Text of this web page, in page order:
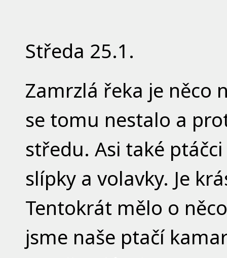
Středa 25.1.
Zamrzlá řeka je něco
se tomu nestalo a
středu. Asi také
slípky a volavky. Je
Tentokrát mělo o
jsme naše ptačí